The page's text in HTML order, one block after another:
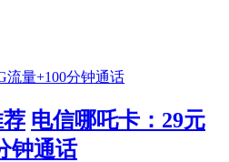
电信哪吒卡：29元
钟通话